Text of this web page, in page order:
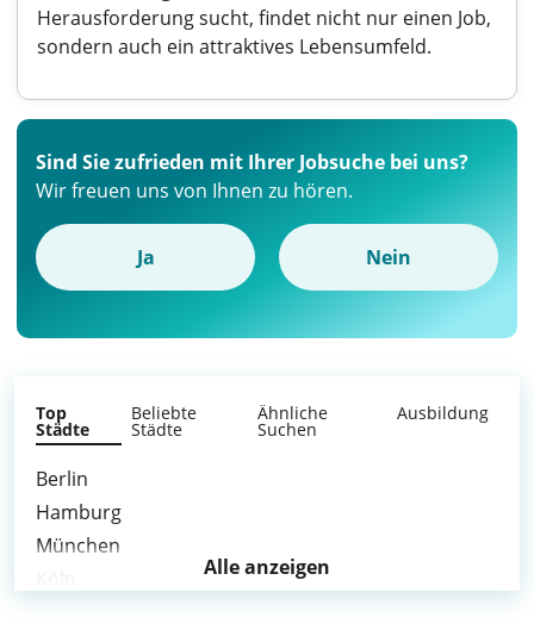
Herausforderung sucht, findet nicht nur einen Job,
sondern auch ein attraktives Lebensumfeld.
Sind Sie zufrieden mit Ihrer Jobsuche bei uns?
Wir freuen uns von Ihnen zu hören.
Ja Nein
Top
Städte
Beliebte
Städte
Ähnliche
Suchen
Ausbildung
Berlin
Hamburg
München
Alle anzeigen